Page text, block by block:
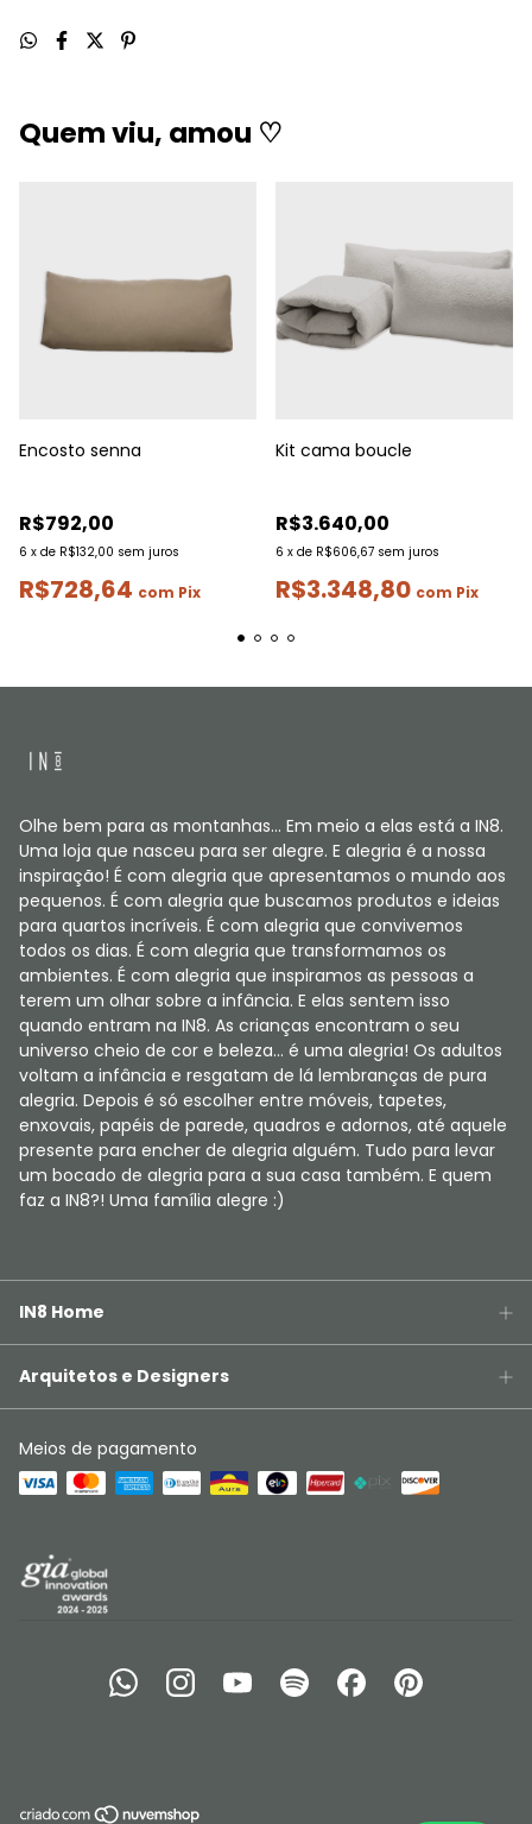
Quem viu, amou ♡
Encosto senna
R$792,00
6 x de R$132,00 sem juros
R$728,64 com Pix
Kit cama boucle
R$3.640,00
6 x de R$606,67 sem juros
R$3.348,80 com Pix
Olhe bem para as montanhas... Em meio a elas está a IN8.
Uma loja que nasceu para ser alegre. E alegria é a nossa
inspiração! É com alegria que apresentamos o mundo aos
pequenos. É com alegria que buscamos produtos e ideias
para quartos incríveis. É com alegria que convivemos
todos os dias. É com alegria que transformamos os
ambientes. É com alegria que inspiramos as pessoas a
terem um olhar sobre a infância. E elas sentem isso
quando entram na IN8. As crianças encontram o seu
universo cheio de cor e beleza... é uma alegria! Os adultos
voltam a infância e resgatam de lá lembranças de pura
alegria. Depois é só escolher entre móveis, tapetes,
enxovais, papéis de parede, quadros e adornos, até aquele
presente para encher de alegria alguém. Tudo para levar
um bocado de alegria para a sua casa também. E quem
faz a IN8?! Uma família alegre :)
IN8 Home
Arquitetos e Designers
Meios de pagamento